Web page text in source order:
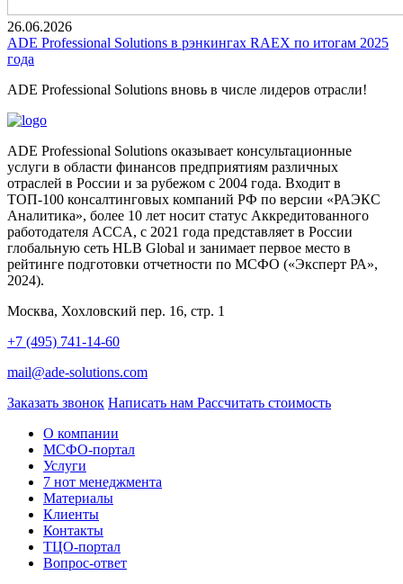
26.06.2026
ADE Professional Solutions в рэнкингах RAEX по итогам 2025
года
ADE Professional Solutions вновь в числе лидеров отрасли!
ADE Professional Solutions оказывает консультационные
услуги в области финансов предприятиям различных
отраслей в России и за рубежом с 2004 года. Входит в
ТОП-100 консалтинговых компаний РФ по версии «РАЭКС
Аналитика», более 10 лет носит статус Аккредитованного
работодателя ACCA, с 2021 года представляет в России
глобальную сеть HLB Global и занимает первое место в
рейтинге подготовки отчетности по МСФО («Эксперт РА»,
2024).
Москва, Хохловский пер. 16, стр. 1
+7 (495) 741-14-60
mail@ade-solutions.com
Заказать звонок Написать нам Рассчитать стоимость
О компании
МСФО-портал
Услуги
7 нот менеджмента
Материалы
Клиенты
Контакты
ТЦО-портал
Вопрос-ответ